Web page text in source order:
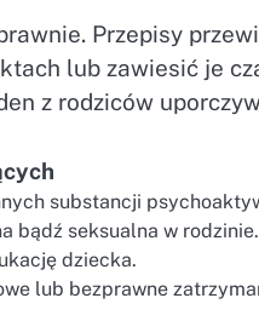
Przepisy
lub zawiesić je
z rodziców
substancji
bądź seksualna w rodzinie.
dziecka.
lub bezprawne